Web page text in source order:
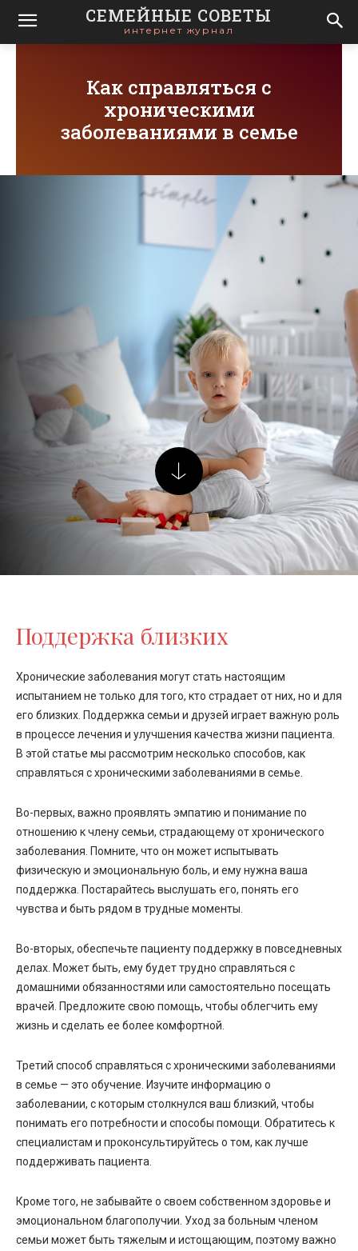
СЕМЕЙНЫЕ СОВЕТЫ
интернет журнал
Как справляться с
хроническими
заболеваниями в семье
Поддержка близких
Хронические заболевания могут стать настоящим
испытанием не только для того, кто страдает от них, но и для
его близких. Поддержка семьи и друзей играет важную роль
в процессе лечения и улучшения качества жизни пациента.
В этой статье мы рассмотрим несколько способов, как
справляться с хроническими заболеваниями в семье.
Во-первых, важно проявлять эмпатию и понимание по
отношению к члену семьи, страдающему от хронического
заболевания. Помните, что он может испытывать
физическую и эмоциональную боль, и ему нужна ваша
поддержка. Постарайтесь выслушать его, понять его
чувства и быть рядом в трудные моменты.
Во-вторых, обеспечьте пациенту поддержку в повседневных
делах. Может быть, ему будет трудно справляться с
домашними обязанностями или самостоятельно посещать
врачей. Предложите свою помощь, чтобы облегчить ему
жизнь и сделать ее более комфортной.
Третий способ справляться с хроническими заболеваниями
в семье — это обучение. Изучите информацию о
заболевании, с которым столкнулся ваш близкий, чтобы
понимать его потребности и способы помощи. Обратитесь к
специалистам и проконсультируйтесь о том, как лучше
поддерживать пациента.
Кроме того, не забывайте о своем собственном здоровье и
эмоциональном благополучии. Уход за больным членом
семьи может быть тяжелым и истощающим, поэтому важно